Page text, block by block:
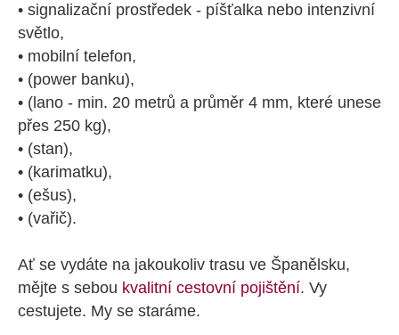
• signalizační prostředek - píšťalka nebo intenzivní
světlo,
• mobilní telefon,
• (power banku),
• (lano - min. 20 metrů a průměr 4 mm, které unese
přes 250 kg),
• (stan),
• (karimatku),
• (ešus),
• (vařič).
Ať se vydáte na jakoukoliv trasu ve Španělsku,
mějte s sebou kvalitní cestovní pojištění. Vy
cestujete. My se staráme.